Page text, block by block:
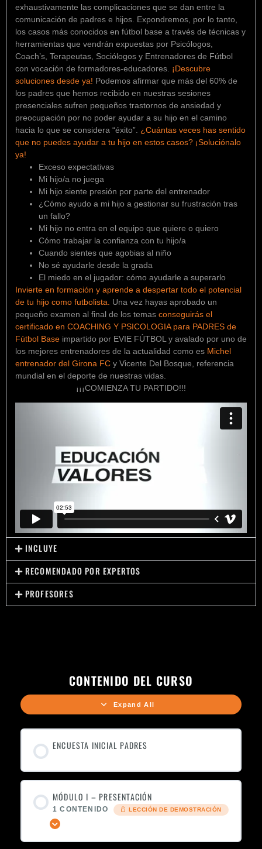
exhaustivamente las complicaciones que se dan entre la
comunicación de padres e hijos. Expondremos, por lo tanto,
los casos más conocidos en fútbol base a través de técnicas y
herramientas que vendrán expuestas por Psicólogos,
Coach’s, Terapeutas, Sociólogos y Entrenadores de Fútbol
con vocación de formadores-educadores. ¡Descubre
soluciones desde ya! Podemos afirmar que más del 60% de
los padres que hemos recibido en nuestras sesiones
presenciales sufren pequeños trastornos de ansiedad y
preocupación por no poder ayudar a su hijo en el camino
hacia lo que se considera “éxito”. ¿Cuántas veces has sentido
que no puedes ayudar a tu hijo en estos casos? ¡Soluciónalo
ya!
Exceso expectativas
Mi hijo/a no juega
Mi hijo siente presión por parte del entrenador
¿Cómo ayudo a mi hijo a gestionar su frustración tras
un fallo?
Mi hijo no entra en el equipo que quiere o quiero
Cómo trabajar la confianza con tu hijo/a
Cuando sientes que agobias al niño
No sé ayudarle desde la grada
El miedo en el jugador: cómo ayudarle a superarlo
Invierte en formación y aprende a despertar todo el potencial
de tu hijo como futbolista. Una vez hayas aprobado un
pequeño examen al final de los temas conseguirás el
certificado en COACHING Y PSICOLOGIA para PADRES de
Fútbol Base impartido por EVIE FÚTBOL y avalado por uno de
los mejores entrenadores de la actualidad como es Michel
entrenador del Girona FC y Vicente Del Bosque, referencia
mundial en el deporte de nuestras vidas.
¡¡¡COMIENZA TU PARTIDO!!!
INCLUYE
RECOMENDADO POR EXPERTOS
PROFESORES
CONTENIDO DEL CURSO
Expand All
ENCUESTA INICIAL PADRES
MÓDULO I – PRESENTACIÓN
1 CONTENIDO LECCIÓN DE DEMOSTRACIÓN